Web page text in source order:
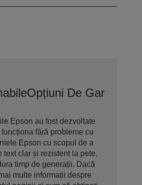
Opțiuni De Garanție
Epson au fost dezvoltate
funcționa fără probleme cu
Epson cu scopul de a
text clar și rezistent la pete,
timp de generații. Dacă
multe informații despre